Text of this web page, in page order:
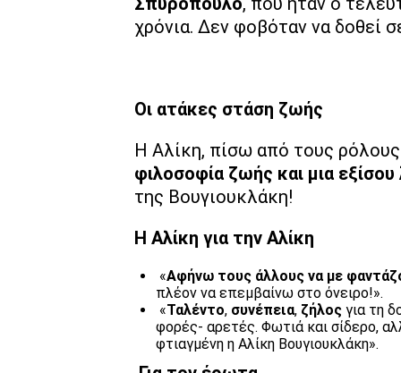
χρόνια. Δεν φοβόταν να δοθεί
Οι ατάκες στάση ζωής
Η Αλίκη, πίσω από τους ρόλους
φιλοσοφία ζωής και μια
της Βουγιουκλάκη!
Η Αλίκη για την Αλίκη
«Αφήνω τους άλλους να με
πλέον να επεμβαίνω στο όνειρο!».
«Ταλέντο, συνέπεια, ζήλος για τη
φορές- αρετές. Φωτιά και σίδερο,
φτιαγμένη η Αλίκη Βουγιουκλάκη».